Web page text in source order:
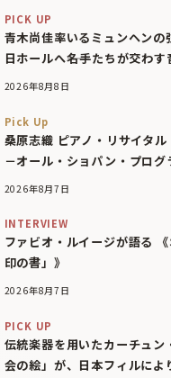
PICK UP
青木尚佳率いるミュンヘンの
日ホールへ――名手たちが交わ
2026年8月8日
Pick Up
桑原志織 ピアノ・リサイタル
－オール・ショパン・プログ
2026年8月7日
INTERVIEW
ファビオ・ルイージが語る
印の書」》
2026年8月7日
PICK UP
伝統楽器を用いたカーチュン
会の絵」が、日本フィルによ